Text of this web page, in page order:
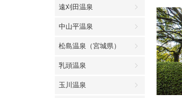
遠刈田温泉
中山平温泉
松島温泉（宮城県）
乳頭温泉
玉川温泉